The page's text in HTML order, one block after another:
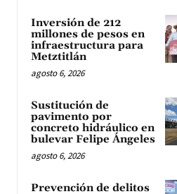
Inversión de 212
millones de pesos en
infraestructura para
Metztitlán
agosto 6, 2026
Sustitución de
pavimento por
concreto hidráulico en
bulevar Felipe Ángeles
agosto 6, 2026
Prevención de delitos